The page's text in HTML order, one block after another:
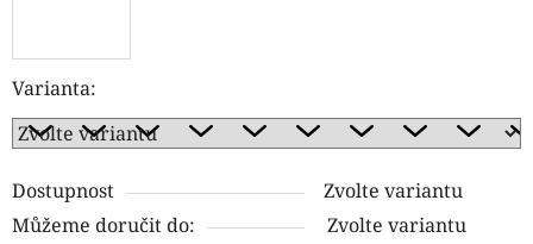
Varianta:
Dostupnost
Zvolte variantu
Můžeme doručit do:
Zvolte variantu